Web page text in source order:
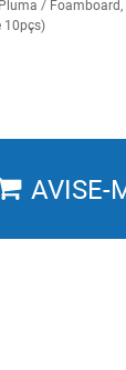
/ Foamboard
10pçs)
AVISE-